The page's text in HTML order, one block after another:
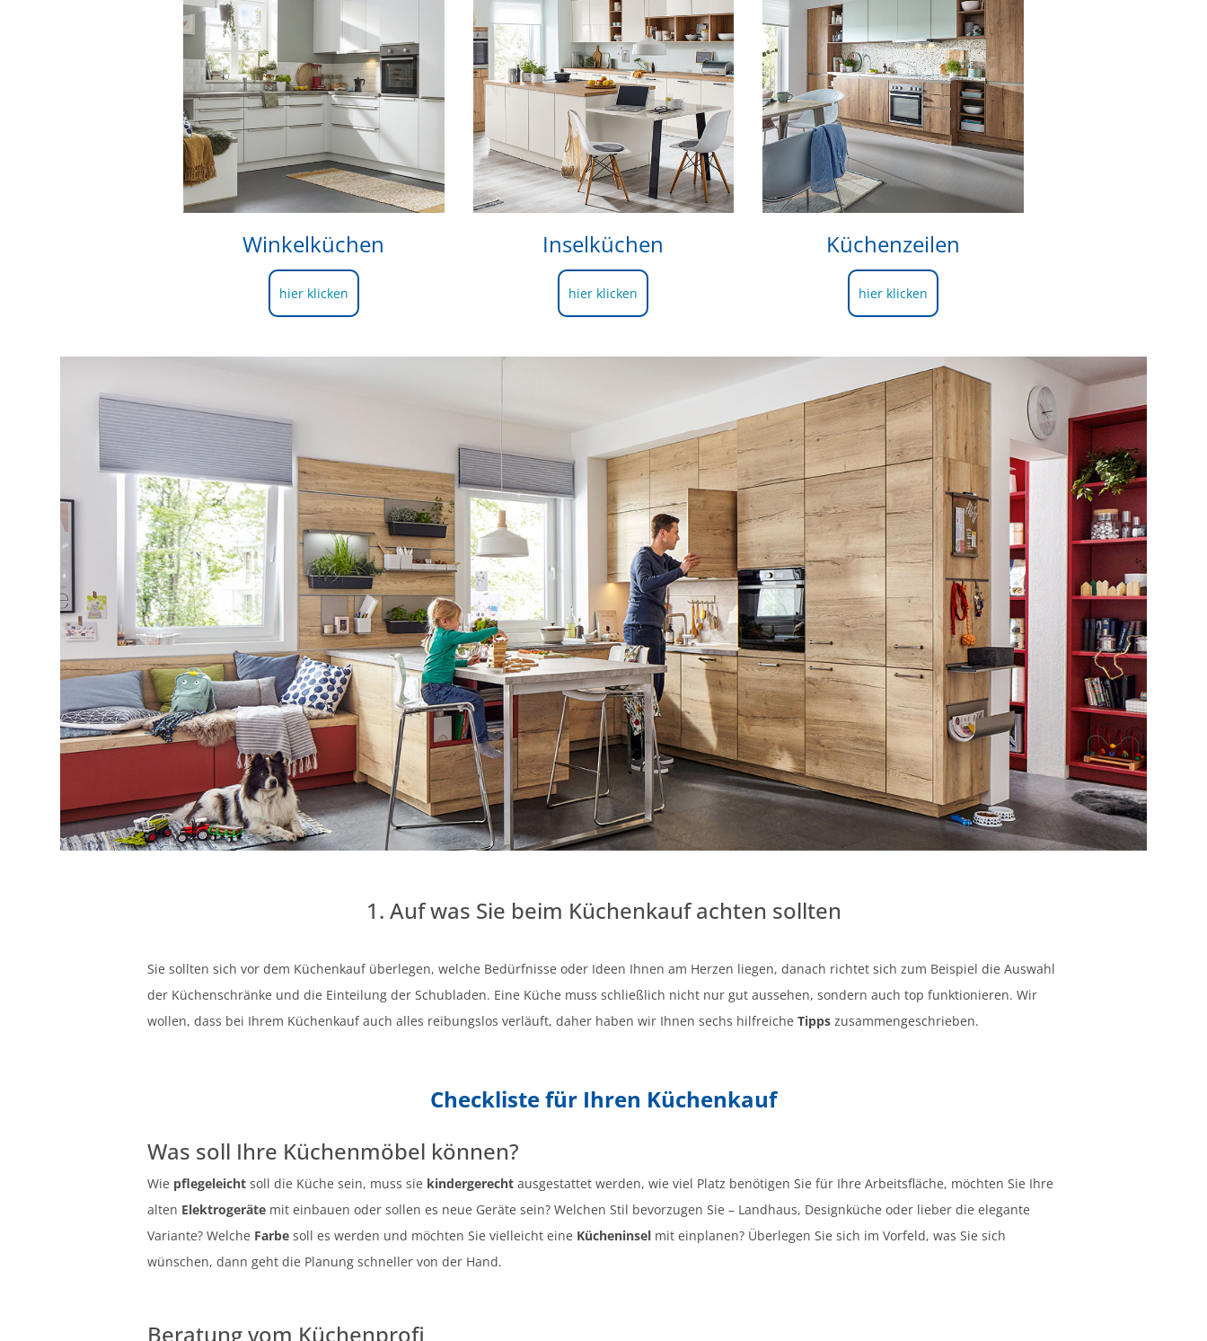
Winkelküchen
hier klicken
Inselküchen
hier klicken
Küchenzeilen
hier klicken
1. Auf was Sie beim Küchenkauf achten sollten
Sie sollten sich vor dem Küchenkauf überlegen, welche Bedürfnisse oder Ideen Ihnen am Herzen liegen, danach richtet sich zum Beispiel die Auswahl
der Küchenschränke und die Einteilung der Schubladen. Eine Küche muss schließlich nicht nur gut aussehen, sondern auch top funktionieren. Wir
wollen, dass bei Ihrem Küchenkauf auch alles reibungslos verläuft, daher haben wir Ihnen sechs hilfreiche Tippszusammengeschrieben.
Checkliste für Ihren Küchenkauf
Was soll Ihre Küchenmöbel können?
Wie pflegeleichtsoll die Küche sein, muss sie kindergerechtausgestattet werden, wie viel Platz benötigen Sie für Ihre Arbeitsfläche, möchten Sie Ihre
alten Elektrogerätemit einbauen oder sollen es neue Geräte sein? Welchen Stil bevorzugen Sie – Landhaus, Designküche oder lieber die elegante
Variante? Welche Farbesoll es werden und möchten Sie vielleicht eine Kücheninselmit einplanen? Überlegen Sie sich im Vorfeld, was Sie sich
wünschen, dann geht die Planung schneller von der Hand.
Beratung vom Küchenprofi